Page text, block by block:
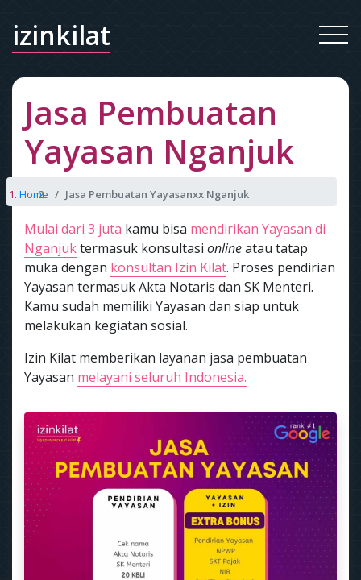
izinkilat
Jasa Pembuatan
Yayasan Nganjuk
Home Jasa Pembuatan Yayasanxx Nganjuk
Mulai dari 3 juta kamu bisa mendirikan Yayasan di
Nganjuktermasuk konsultasi onlineatau tatap
muka dengan konsultan Izin Kilat. Proses pendirian
Yayasan termasuk Akta Notaris dan SK Menteri.
Kamu sudah memiliki Yayasan dan siap untuk
melakukan kegiatan sosial.
Izin Kilat memberikan layanan jasa pembuatan
Yayasan melayani seluruh Indonesia.